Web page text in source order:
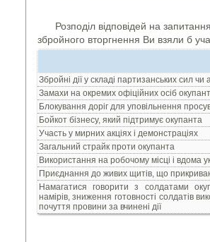
Розподіл відповідей на
збройного вторгнення Ви взяли б
Збройні дії у складі партизанських сил чи
Замахи на окремих офіційних осіб
Блокування доріг для уповільнення
Бойкот бізнесу, який підтримує окупанта
Участь у мирних акціях і демонстраціях
Загальний страйк проти окупанта
Використання на робочому місці і вдома
Приєднання до живих щитів, що
Намагатися говорити з солдатами
намірів, зниження готовності солдатів
почуття провини за вчинені дії